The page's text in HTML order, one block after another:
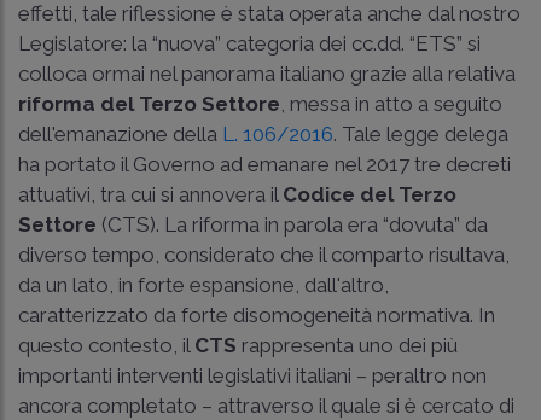
effetti, tale riflessione è stata operata anche dal nostro
Legislatore: la “nuova” categoria dei cc.dd. “ETS” si
colloca ormai nel panorama italiano grazie alla relativa
riforma del Terzo Settore, messa in atto a seguito
dell'emanazione della L. 106/2016. Tale legge delega
ha portato il Governo ad emanare nel 2017 tre decreti
attuativi, tra cui si annovera il Codice del Terzo
Settore (CTS). La riforma in parola era “dovuta” da
diverso tempo, considerato che il comparto risultava,
da un lato, in forte espansione, dall'altro,
caratterizzato da forte disomogeneità normativa. In
questo contesto, il CTS rappresenta uno dei più
importanti interventi legislativi italiani – peraltro non
ancora completato – attraverso il quale si è cercato di